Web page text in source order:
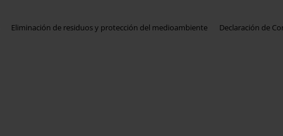
Eliminación de residuos y protección del medioambiente Declaración de